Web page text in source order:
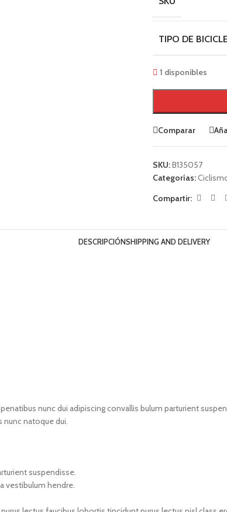
TIPO DE
1 disponibles
Comparar
SKU:B135057
Categorías:
Compartir:
DESCRIPCIÓNSHIPPING AND DELIVERY
nunc dui adipiscing convallis bulum parturient
natoque dui.
suspendisse.
vestibulum hendre.